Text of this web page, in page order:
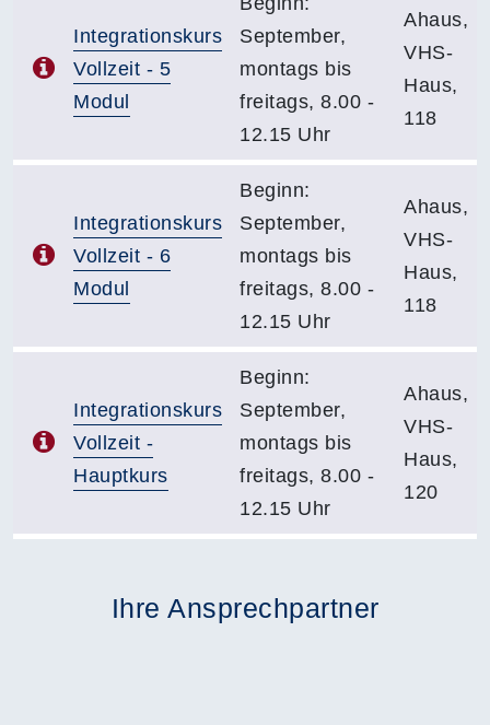
Integrationskurs
Vollzeit - 5
Modul
September,
montags bis
freitags, 8.00 -
12.15 Uhr
Ahaus,
VHS-
Haus,
118
Integrationskurs
Vollzeit - 6
Modul
Beginn:
September,
montags bis
freitags, 8.00 -
12.15 Uhr
Ahaus,
VHS-
Haus,
118
Integrationskurs
Vollzeit -
Hauptkurs
Beginn:
September,
montags bis
freitags, 8.00 -
12.15 Uhr
Ahaus,
VHS-
Haus,
120
Ihre Ansprechpartner